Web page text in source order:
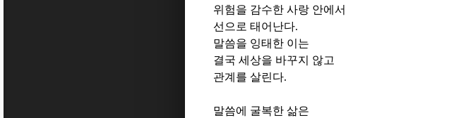
위험을 감수한 사랑 안에서
선으로 태어난다.
말씀을 잉태한 이는
결국 세상을 바꾸지 않고
관계를 살린다.
말씀에 굴복한 삶은